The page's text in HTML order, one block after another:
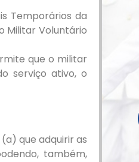
Temporários da
Militar Voluntário
que o militar
serviço ativo, o
que adquirir as
também,